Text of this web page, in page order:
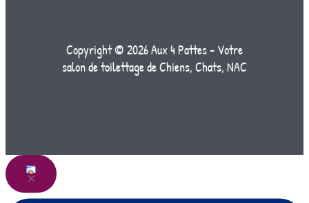
Copyright © 2026 Aux 4 Pattes - Votre
salon de toilettage de Chiens, Chats, NAC